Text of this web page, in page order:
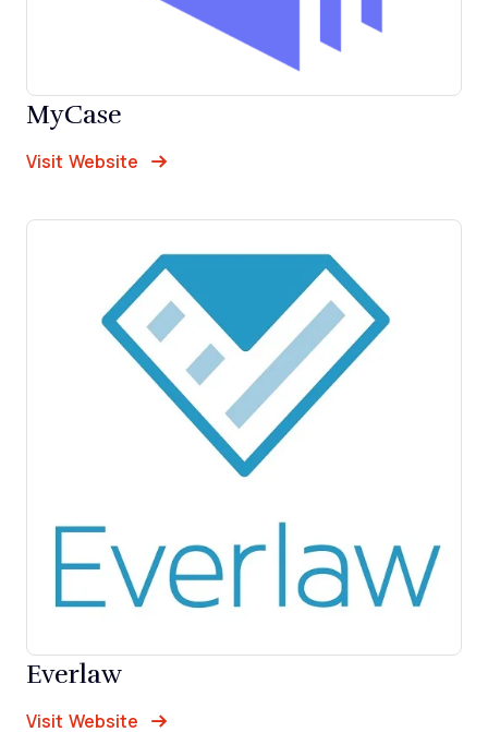
MyCase
Visit Website Opens New Window
Everlaw
Visit Website Opens New Window